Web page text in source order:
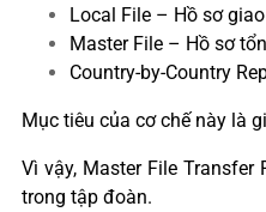
Local File – Hồ sơ
Master File – Hồ sơ
Country-by-Country
Mục tiêu của cơ chế này là
Vì vậy, Master File
trong tập đoàn.